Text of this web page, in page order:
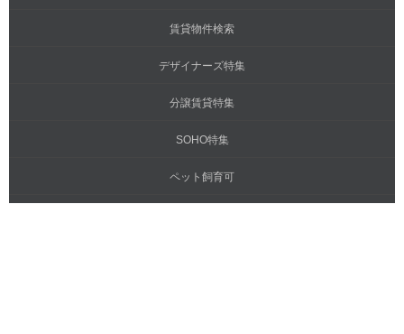
賃貸物件検索
デザイナーズ特集
分譲賃貸特集
SOHO特集
ペット飼育可